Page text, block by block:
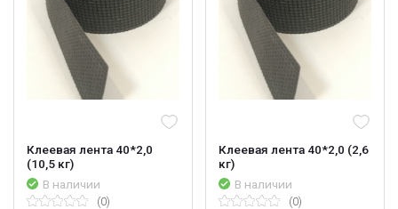
Клеевая лента 40*2,0
(10,5 кг)
В наличии
(0)
Клеевая лента 40*2,0 (2,6
кг)
В наличии
(0)